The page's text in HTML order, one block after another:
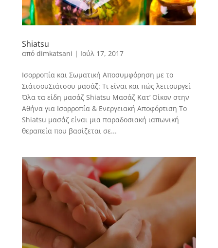
Shiatsu
από dimkatsani | Ιούλ 17, 2017
Ισορροπία και Σωματική Αποσυμφόρηση με το
ΣιάτσουΣιάτσου μασάζ: Τι είναι και πώς λειτουργεί
Όλα τα είδη μασάζ Shiatsu Μασάζ Κατ’ Οίκον στην
Αθήνα για Ισορροπία & Ενεργειακή Αποφόρτιση Το
Shiatsu μασάζ είναι μια παραδοσιακή ιαπωνική
θεραπεία που βασίζεται σε...